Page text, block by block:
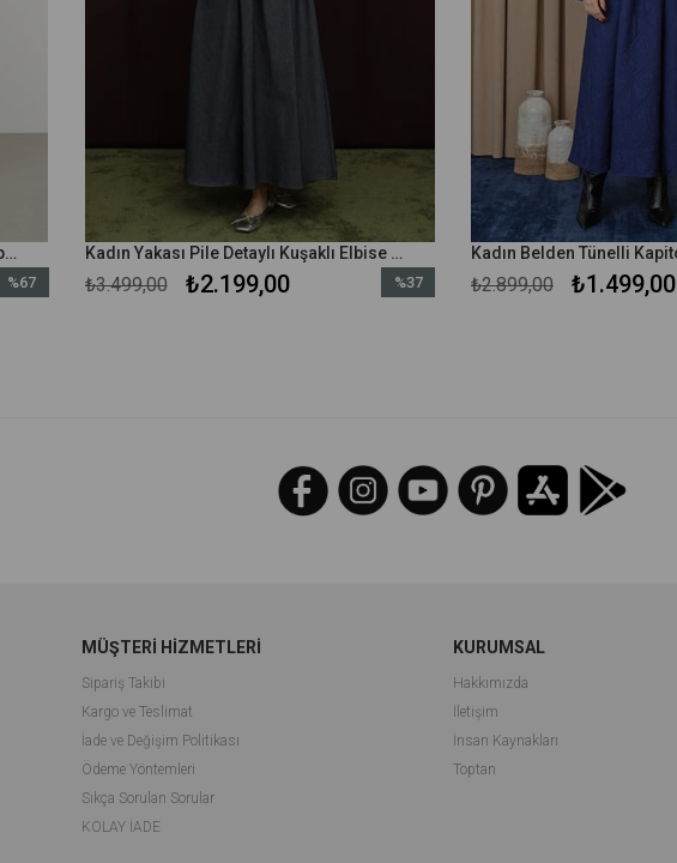
Kadın 3D Çiçek Desenli Kuşaklı Maxi Elbise -20695ELB - Pembe
%67
Kadın Yakası Pile Detaylı Kuşaklı Elbise - 20703ELB - Lacivert
₺2.199,00
₺3.499,00
%37
₺1.499,00
₺2.899,00
MÜŞTERİ HİZMETLERİ
Sipariş Takibi
Kargo ve Teslimat
İade ve Değişim Politikası
Ödeme Yöntemleri
Sıkça Sorulan Sorular
KOLAY İADE
KURUMSAL
Hakkımızda
İletişim
İnsan Kaynakları
Toptan